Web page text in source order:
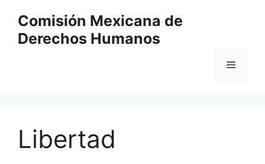
Comisión Mexicana de
Derechos Humanos
Libertad